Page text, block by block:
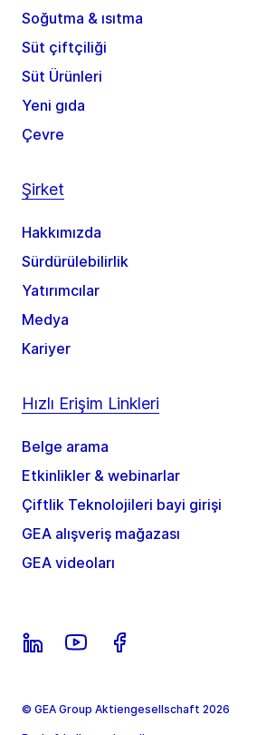
Soğutma & ısıtma
Süt çiftçiliği
Süt Ürünleri
Yeni gıda
Çevre
Şirket
Hakkımızda
Sürdürülebilirlik
Yatırımcılar
Medya
Kariyer
Hızlı Erişim Linkleri
Belge arama
Etkinlikler & webinarlar
Çiftlik Teknolojileri bayi girişi
GEA alışveriş mağazası
GEA videoları
© GEA Group Aktiengesellschaft 2026